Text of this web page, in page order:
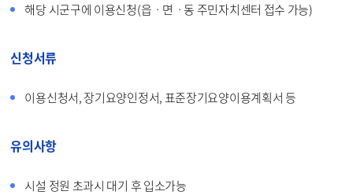
해당 시군구에 이용신청(읍ㆍ면ㆍ동 주민자치센터 접수 가능)
신청서류
이용신청서, 장기요양인정서, 표준장기요양이용계획서 등
유의사항
시설 정원 초과시 대기 후 입소가능